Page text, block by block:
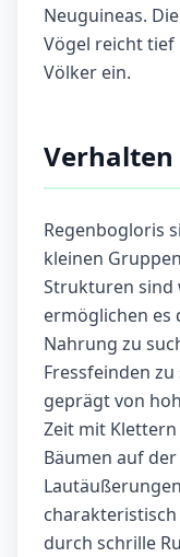
Neuguineas.
Vögel reicht
Völker ein.
Verhalten
Regenbogloris
kleinen
Strukturen sind
ermöglichen es
Nahrung zu
Fressfeinden
geprägt von
Zeit mit
Bäumen auf
durch schrille